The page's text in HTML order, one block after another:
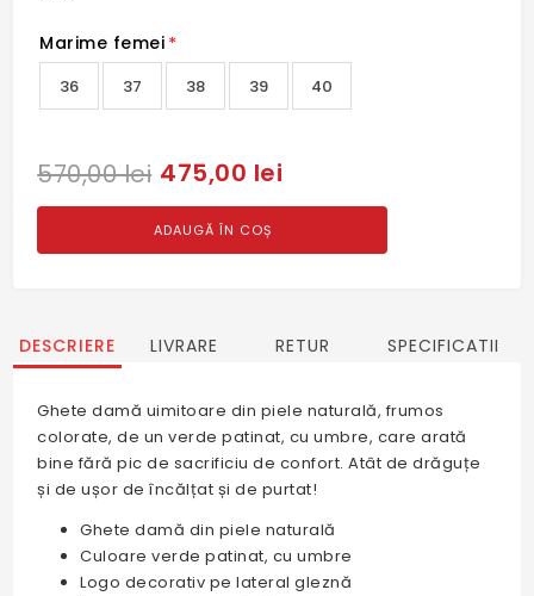
Marime femei *
36 37 38 39 40
570,00 lei 475,00 lei
ADAUGĂ ÎN COȘ
DESCRIERE LIVRARE RETUR SPECIFICATII
Ghete damă uimitoare din piele naturală, frumos
colorate, de un verde patinat, cu umbre, care arată
bine fără pic de sacrificiu de confort. Atât de drăguțe
și de ușor de încălțat și de purtat!
Ghete damă din piele naturală
Culoare verde patinat, cu umbre
Logo decorativ pe lateral gleznă